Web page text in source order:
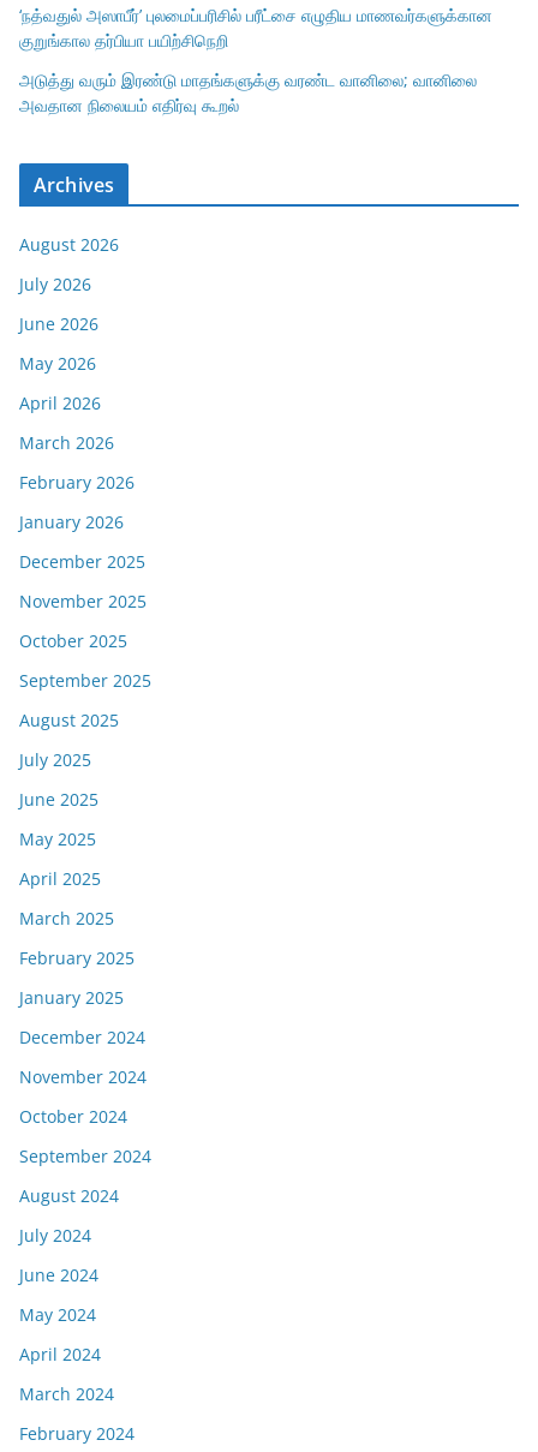
‘நத்வதுல் அஸாபீர்’ புலமைப்பரிசில் பரீட்சை எழுதிய மாணவர்களுக்கான
குறுங்கால தர்பியா பயிற்சிநெறி
அடுத்து வரும் இரண்டு மாதங்களுக்கு வரண்ட வானிலை; வானிலை
அவதான நிலையம் எதிர்வு கூறல்
Archives
August 2026
July 2026
June 2026
May 2026
April 2026
March 2026
February 2026
January 2026
December 2025
November 2025
October 2025
September 2025
August 2025
July 2025
June 2025
May 2025
April 2025
March 2025
February 2025
January 2025
December 2024
November 2024
October 2024
September 2024
August 2024
July 2024
June 2024
May 2024
April 2024
March 2024
February 2024